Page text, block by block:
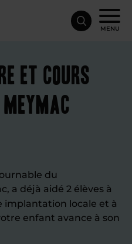
MENU
et cours
du
a déjà aidé 2 élèves à
implantation locale et à
enfant avance à son